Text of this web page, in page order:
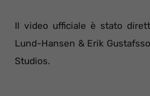
Il video ufficiale è stato
Lund-Hansen & Erik
Studios.